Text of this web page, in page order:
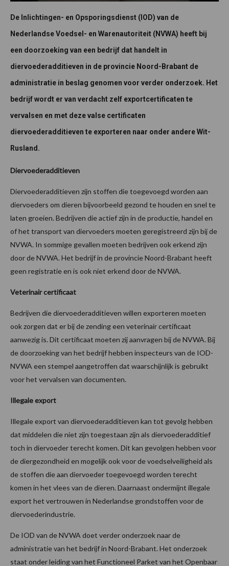
De Inlichtingen- en Opsporingsdienst (IOD) van de
Nederlandse Voedsel- en Warenautoriteit (NVWA) heeft bij
een doorzoeking van een bedrijf dat handelt in
diervoederadditieven in de provincie Noord-Brabant de
administratie in beslag genomen voor verder onderzoek. Het
bedrijf wordt er van verdacht zelf exportcertificaten te
vervalsen en met deze valse certificaten
diervoederadditieven te exporteren naar onder andere Wit-
Rusland.
Diervoederadditieven
Diervoederadditieven zijn stoffen die toegevoegd worden aan
diervoeders om dieren bijvoorbeeld gezond te houden en snel te
laten groeien. Bedrijven die actief zijn in de productie, handel en
of het transport van diervoeders moeten geregistreerd zijn bij de
NVWA. In sommige gevallen moeten bedrijven ook erkend zijn
door de NVWA. Het bedrijf in de provincie Noord-Brabant heeft
geen registratie en is ook niet erkend door de NVWA.
Veterinair certificaat
Bedrijven die diervoederadditieven willen exporteren moeten
ook zorgen dat er bij de zending een veterinair certificaat
aanwezig is. Dit certificaat moeten zij aanvragen bij de NVWA. Bij
de doorzoeking van het bedrijf hebben inspecteurs van de IOD-
NVWA een stempel aangetroffen dat waarschijnlijk is gebruikt
voor het vervalsen van documenten.
Illegale export
Illegale export van diervoederadditieven kan tot gevolg hebben
dat middelen die niet zijn toegestaan zijn als diervoederadditief
toch in diervoeder terecht komen. Dit kan gevolgen hebben voor
de diergezondheid en mogelijk ook voor de voedselveiligheid als
de stoffen die aan diervoeder toegevoegd worden terecht
komen in het vlees van de dieren. Daarnaast ondermijnt illegale
export het vertrouwen in Nederlandse grondstoffen voor de
diervoederindustrie.
De IOD van de NVWA doet verder onderzoek naar de
administratie van het bedrijf in Noord-Brabant. Het onderzoek
staat onder leiding van het Functioneel Parket van het Openbaar